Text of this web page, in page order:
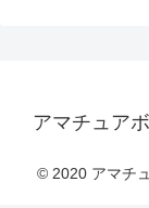
アマチュア
© 2020 アマチ